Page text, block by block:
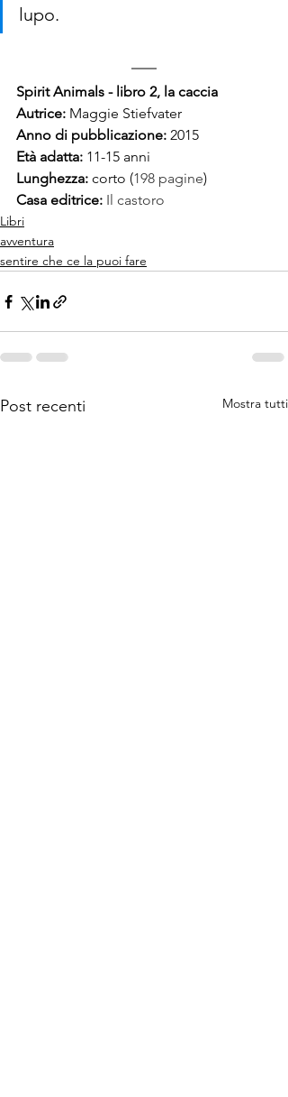
lupo.
Spirit Animals - libro 2, la caccia
Autrice: Maggie Stiefvater
Anno di pubblicazione: 2015
Età adatta: 11-15 anni
Lunghezza: corto (198 pagine)
Casa editrice: Il castoro
Libri
avventura
sentire che ce la puoi fare
Post recenti Mostra tutti